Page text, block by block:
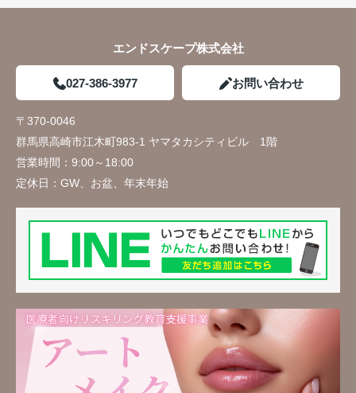
エンドスケープ株式会社
027-386-3977 お問い合わせ
〒370-0046
群馬県高崎市江木町983-1 ヤマタカシティビル 1階
営業時間： 9:00～18:00
定休日： GW、お盆、年末年始